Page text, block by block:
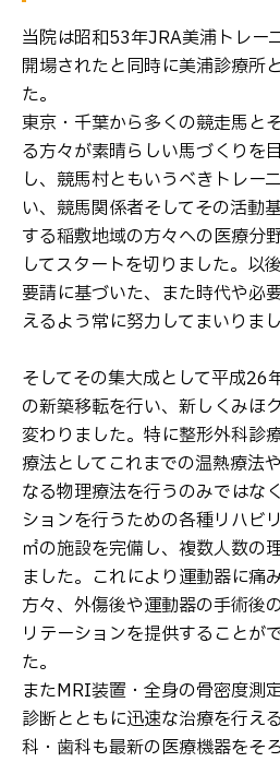
当院は昭和53年JRA美浦トレー
開場されたと同時に美浦診療所
た。
東京・千葉から多くの競走馬と
る方々が素晴らしい馬づくりを
し、競馬村ともいうべきトレー
い、競馬関係者そしてその活動
する稲敷地域の方々への医療分
してスタートを切りました。以
要請に基づいた、また時代や必
えるよう常に努力してまいりまし
そしてその集大成として平成26
の新築移転を行い、新しくみほ
変わりました。特に整形外科診
療法としてこれまでの温熱療法
なる物理療法を行うのみではな
ションを行うための各種リハビ
㎡の施設を完備し、複数人数の
ました。これにより運動器に痛
方々、外傷後や運動器の手術後
リテーションを提供することが
た。
またMRI装置・全身の骨密度測
診断とともに迅速な治療を行え
科・歯科も最新の医療機器をそ